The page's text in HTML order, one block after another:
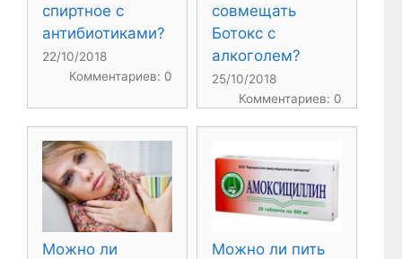
спиртное с
антибиотиками?
22/10/2018
Комментариев: 0
совмещать
Ботокс с
алкоголем?
25/10/2018
Комментариев: 0
Можно ли
Можно ли пить